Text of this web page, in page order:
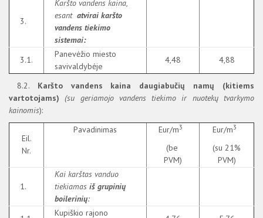
3.
Karšto vandens kaina,
esant atvirai karšto
vandens tiekimo
sistemai:
3.1.
Panevėžio miesto
savivaldybėje
4,48 4,88
8.2. Karšto vandens kaina daugiabučių namų (kitiems
vartotojams)(su geriamojo vandens tiekimo ir nuotekų tvarkymo
kainomis):
Eil.
Nr.
Pavadinimas Eur/m3
(be
PVM)
Eur/m3
(su 21%
PVM)
1.
Kai karštas vanduo
tiekiamas iš grupinių
boilerinių:
Kupiškio rajono